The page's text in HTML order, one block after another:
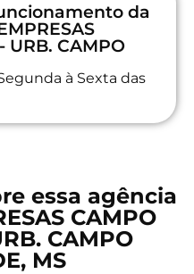
da
URB. CAMPO
à Sexta das
essa agência
CAMPO
CAMPO
MS